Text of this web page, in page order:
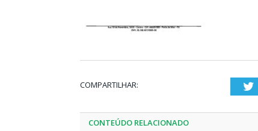
COMPARTILHAR:
CONTEÚDO RELACIONADO